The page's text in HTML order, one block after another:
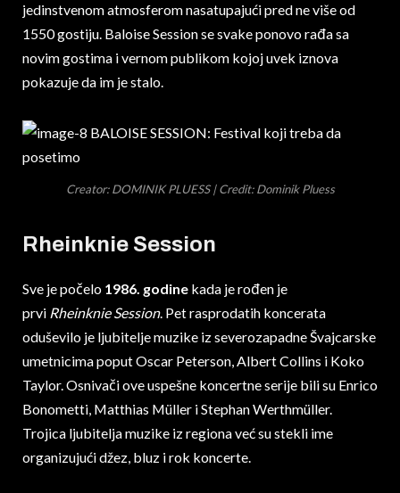
jedinstvenom atmosferom nasatupajući pred ne više od
1550 gostiju. Baloise Session se svake ponovo rađa sa
novim gostima i vernom publikom kojoj uvek iznova
pokazuje da im je stalo.
Creator: DOMINIK PLUESS | Credit: Dominik Pluess
Rheinknie Session
Sve je počelo 1986. godine kada je rođen je
prvi Rheinknie Session. Pet rasprodatih koncerata
oduševilo je ljubitelje muzike iz severozapadne Švajcarske
umetnicima poput Oscar Peterson, Albert Collins i Koko
Taylor. Osnivači ove uspešne koncertne serije bili su Enrico
Bonometti, Matthias Müller i Stephan Werthmüller.
Trojica ljubitelja muzike iz regiona već su stekli ime
organizujući džez, bluz i rok koncerte.